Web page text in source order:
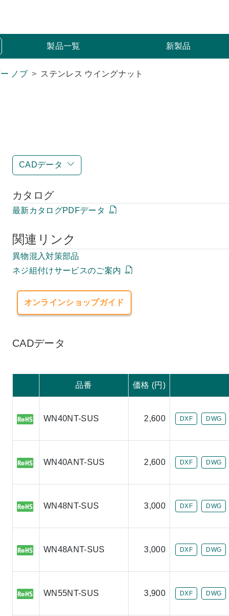
製品一覧 新製品
ノブ ステンレス ウイングナット
CADデータ
カタログ
最新カタログPDFデータ
関連リンク
異物混入対策部品
ネジ組付けサービスのご案内
オンラインショップガイド
CADデータ
品番 価格 (円)
WN40NT-SUS 2,600 DXF DWG
WN40ANT-SUS 2,600 DXF DWG
WN48NT-SUS 3,000 DXF DWG
WN48ANT-SUS 3,000 DXF DWG
WN55NT-SUS 3,900 DXF DWG